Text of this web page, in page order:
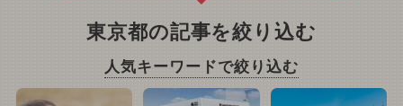
東京都の記事を絞り込む
人気キーワードで絞り込む